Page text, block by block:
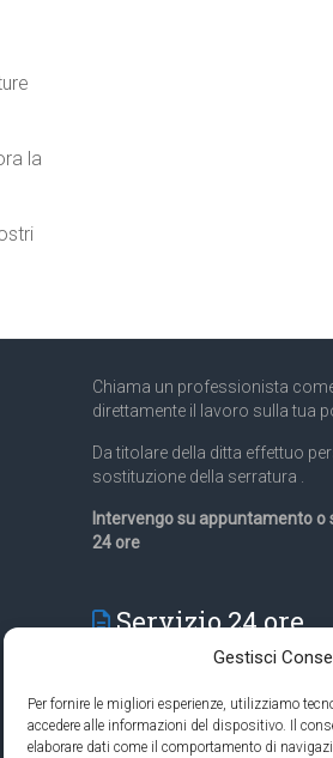
Gestisci
Per fornire le migliori esperienze, utilizziamo
accedere alle informazioni del dispositivo. Il
elaborare dati come il comportamento di
la
Chiama un professionista
direttamente il lavoro sulla tua
Da titolare della ditta effettuo
sostituzione della serratura .
Intervengo su appuntamento
24 ore
Servizio 24 ore
Eseguiamo anche lavori di